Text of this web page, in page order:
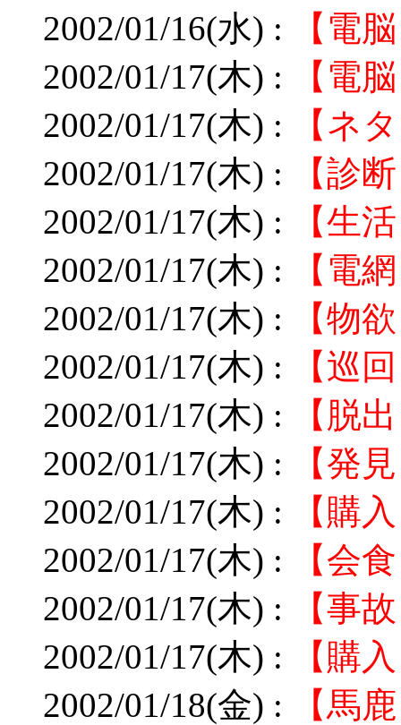
2002/01/16(水) :
【電
2002/01/17(木) :
【電
2002/01/17(木) :
【ネ
2002/01/17(木) :
【診
2002/01/17(木) :
【生
2002/01/17(木) :
【電
2002/01/17(木) :
【物
2002/01/17(木) :
【巡
2002/01/17(木) :
【脱
2002/01/17(木) :
【発
2002/01/17(木) :
【購
2002/01/17(木) :
【会
2002/01/17(木) :
【事
2002/01/17(木) :
【購
2002/01/18(金) :
【馬